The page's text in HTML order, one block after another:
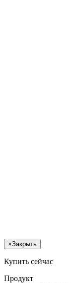
×Закрыть
Купить сейчас
Продукт